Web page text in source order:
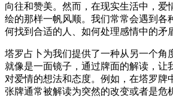
向往和赞美。然而，在现实生活中，爱
绘的那样一帆风顺。我们常常会遇到各
何找到合适的人、如何处理感情中的矛
塔罗占卜为我们提供了一种从另一个角
就像是一面镜子，通过牌面的解读，让
对爱情的想法和态度。例如，在塔罗牌
张牌通常被解读为突然的改变或者是危